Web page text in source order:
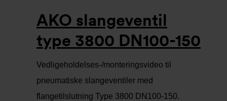
AKO slangeventil
type 3800 DN100-150
Vedligeholdelses-/monteringsvideo til
pneumatiske slangeventiler med
flangetilslutning Type 3800 DN100-150.